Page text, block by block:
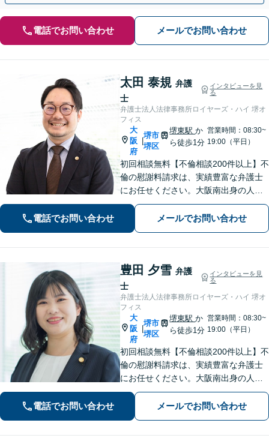
電話でお問い合わせ メールでお問い合わせ
太田 泰規 弁護
士
インタビューを見
る
弁護士法人法律事務所ロイヤーズ・ハイ 堺オ
フィス
大
阪
府
|
堺市
堺区
堺東駅か
ら徒歩1分
営業時間：08:30~
19:00（平日）
初回相談無料【不倫相談200件以上】不
倫の慰謝料請求は、実績豊富な弁護士
にお任せください。大阪南出身の人情
派弁護士が対応【交通事故も強い】交
通事故に遭われてお困りの方はお気軽
にお電話ください【当日／夜間／休日
電話でお問い合わせ メールでお問い合わせ
豊田 夕雪 弁護
士
インタビューを見
る
弁護士法人法律事務所ロイヤーズ・ハイ 堺オ
フィス
大
阪
府
|
堺市
堺区
堺東駅か
ら徒歩1分
営業時間：08:30~
19:00（平日）
初回相談無料【不倫相談200件以上】不
倫の慰謝料請求は、実績豊富な弁護士
にお任せください。大阪南出身の人情
派弁護士が対応【交通事故も強い】交
通事故に遭われてお困りの方はお気軽
にお電話ください【当日／夜間／休日
電話でお問い合わせ メールでお問い合わせ